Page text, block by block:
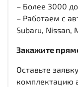
– Более 3000
– Работаем с
Subaru, Nissan,
Закажите
Оставьте
комплектацию